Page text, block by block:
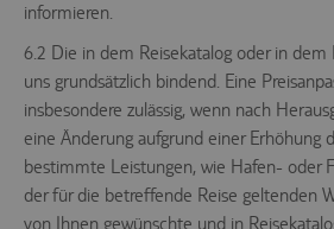
informieren.
6.2 Die in dem Reisekatalog oder in
uns grundsätzlich bindend. Eine
insbesondere zulässig, wenn nach
eine Änderung aufgrund einer Erhöhung
bestimmte Leistungen, wie Hafen- oder
der für die betreffende Reise geltenden
von Ihnen gewünschte und in